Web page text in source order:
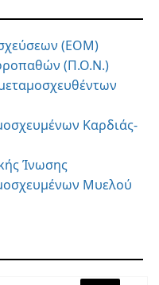
(ΕΟΜ)
(Π.Ο.Ν.)
Καρδιάς-
Ίνωσης
Μυελού